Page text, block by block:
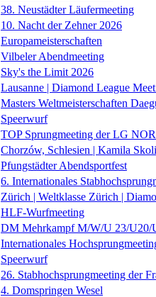
38. Neustädter Läufermeeting
10. Nacht der Zehner 2026
Europameisterschaften
Vilbeler Abendmeeting
Sky's the Limit 2026
Lausanne | Diamond League
Masters Weltmeisterschaften
Speerwurf
TOP Sprungmeeting der LG
Chorzów, Schlesien | Kamila
Pfungstädter Abendsportfest
6. Internationales
Zürich | Weltklasse Zürich |
HLF-Wurfmeeting
DM Mehrkampf M/W/U 23/U20/
Internationales
Speerwurf
26. Stabhochsprungmeeting der
4. Domspringen Wesel